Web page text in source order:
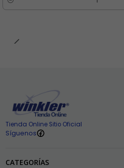
Cantidad
Tienda Online Sitio Oficial
Síguenos
CATEGORÍAS